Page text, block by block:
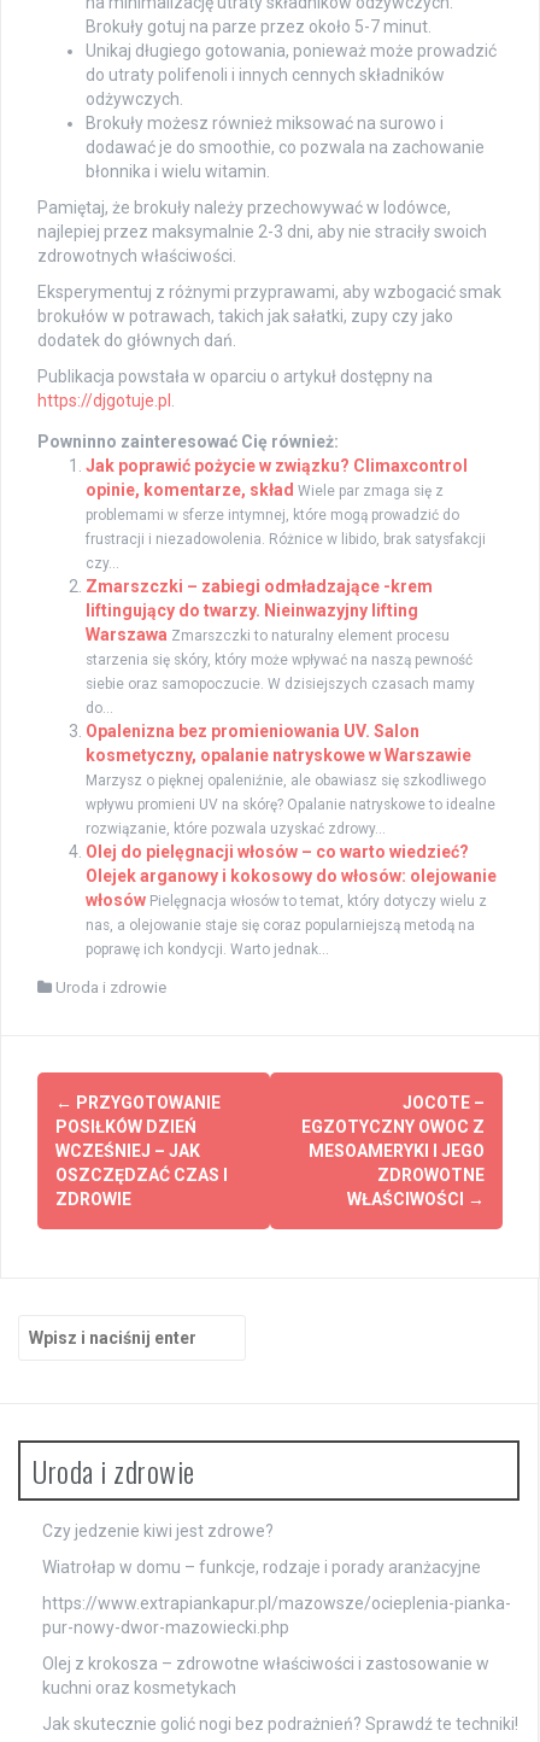
Brokuły gotuj na parze przez około 5-7 minut.
Unikaj długiego gotowania, ponieważ może prowadzić
do utraty polifenoli i innych cennych składników
odżywczych.
Brokuły możesz również miksować na surowo i
dodawać je do smoothie, co pozwala na zachowanie
błonnika i wielu witamin.
Pamiętaj, że brokuły należy przechowywać w lodówce,
najlepiej przez maksymalnie 2-3 dni, aby nie straciły swoich
zdrowotnych właściwości.
Eksperymentuj z różnymi przyprawami, aby wzbogacić smak
brokułów w potrawach, takich jak sałatki, zupy czy jako
dodatek do głównych dań.
Publikacja powstała w oparciu o artykuł dostępny na
https://djgotuje.pl
Powninno zainteresować Cię również:
Jak poprawić pożycie w związku? Climaxcontrol
opinie, komentarze, skład Wiele par zmaga się z
problemami w sferze intymnej, które mogą prowadzić do
frustracji i niezadowolenia. Różnice w libido, brak satysfakcji
czy...
Zmarszczki – zabiegi odmładzające -krem
liftingujący do twarzy. Nieinwazyjny lifting
Warszawa Zmarszczki to naturalny element procesu
starzenia się skóry, który może wpływać na naszą pewność
siebie oraz samopoczucie. W dzisiejszych czasach mamy
do...
Opalenizna bez promieniowania UV. Salon
kosmetyczny, opalanie natryskowe w Warszawie
Marzysz o pięknej opaleniźnie, ale obawiasz się szkodliwego
wpływu promieni UV na skórę? Opalanie natryskowe to idealne
rozwiązanie, które pozwala uzyskać zdrowy...
Olej do pielęgnacji włosów – co warto wiedzieć?
Olejek arganowy i kokosowy do włosów: olejowanie
włosów Pielęgnacja włosów to temat, który dotyczy wielu z
nas, a olejowanie staje się coraz popularniejszą metodą na
poprawę ich kondycji. Warto jednak...
Uroda i zdrowie
Zobacz
wpisy
← PRZYGOTOWANIE
POSIŁKÓW DZIEŃ
WCZEŚNIEJ – JAK
OSZCZĘDZAĆ CZAS I
ZDROWIE
JOCOTE –
EGZOTYCZNY OWOC Z
MESOAMERYKI I JEGO
ZDROWOTNE
WŁAŚCIWOŚCI
→
Uroda i zdrowie
Czy jedzenie kiwi jest zdrowe?
Wiatrołap w domu – funkcje, rodzaje i porady aranżacyjne
https://www.extrapiankapur.pl/mazowsze/ocieplenia-pianka-
pur-nowy-dwor-mazowiecki.php
Olej z krokosza – zdrowotne właściwości i zastosowanie w
kuchni oraz kosmetykach
Jak skutecznie golić nogi bez podrażnień? Sprawdź te techniki!